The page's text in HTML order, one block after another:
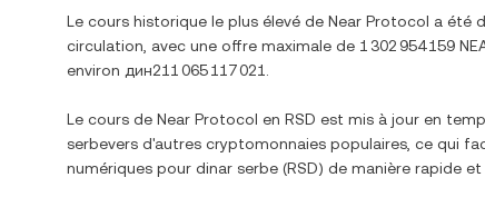
Le cours historique le plus élevé de Near Protocol a été
circulation, avec une offre maximale de 1 302 954 159
environ дин211 065 117 021
Le cours de Near Protocol en RSD est mis à jour en
serbevers d'autres cryptomonnaies populaires, ce qui
numériques pour dinar serbe (RSD) de manière rapide et